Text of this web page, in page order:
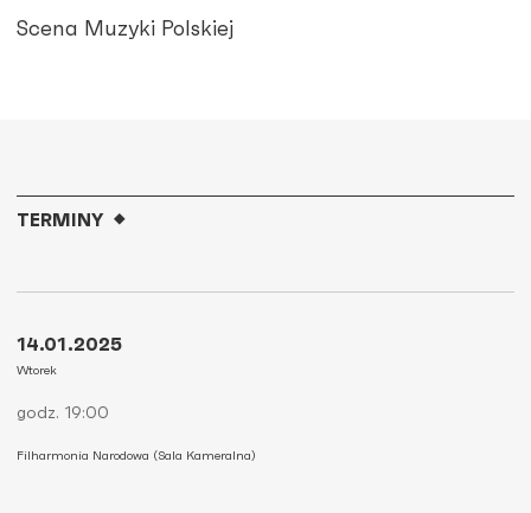
Scena Muzyki Polskiej
TERMINY
14.01.2025
Wtorek
godz. 19:00
Filharmonia Narodowa (Sala Kameralna)